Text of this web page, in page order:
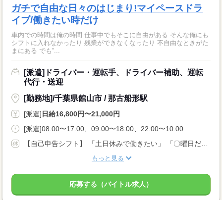
ガチで自由な日々のはじまり!マイペースドラ
イブ/働きたい時だけ
車内での時間は俺の時間 仕事中でもそこに自由がある そんな俺にも
シフトに入れなかったり 残業ができなくなったり 不自由なときがた
まにある でも”...
[派遣]ドライバー・運転手、ドライバー補助、運転
代行・送迎
[勤務地]/千葉県館山市 / 那古船形駅
[派遣] 日給16,800円〜21,000円
[派遣]08:00〜17:00、09:00〜18:00、22:00〜10:00
【自己申告シフト】 「土日休みで働きたい」 「〇曜日だけ働きたい」 働きたい日は事前に選べます。 お休み希望の曜日・時間についても 面談の際に教えてくださいね。 ※こちらは中型以上のお仕事の例です
もっと見る
応募する（バイトル求人）